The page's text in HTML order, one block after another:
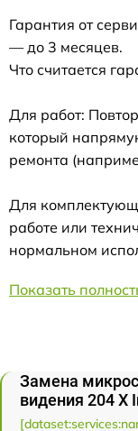
Гарантия от
— до 3 месяцев.
Что считается
Для работ:
который
ремонта
Для
работе или
нормальном
Показать
Замена
видения 204 Х